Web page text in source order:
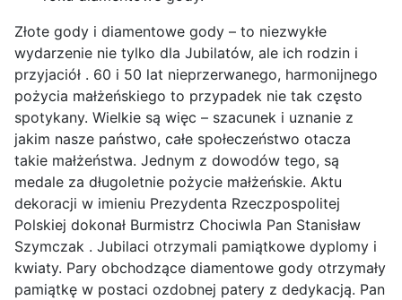
Złote gody i diamentowe gody – to niezwykłe
wydarzenie nie tylko dla Jubilatów, ale ich rodzin i
przyjaciół . 60 i 50 lat nieprzerwanego, harmonijnego
pożycia małżeńskiego to przypadek nie tak często
spotykany. Wielkie są więc – szacunek i uznanie z
jakim nasze państwo, całe społeczeństwo otacza
takie małżeństwa. Jednym z dowodów tego, są
medale za długoletnie pożycie małżeńskie. Aktu
dekoracji w imieniu Prezydenta Rzeczpospolitej
Polskiej dokonał Burmistrz Chociwla Pan Stanisław
Szymczak . Jubilaci otrzymali pamiątkowe dyplomy i
kwiaty. Pary obchodzące diamentowe gody otrzymały
pamiątkę w postaci ozdobnej patery z dedykacją. Pan